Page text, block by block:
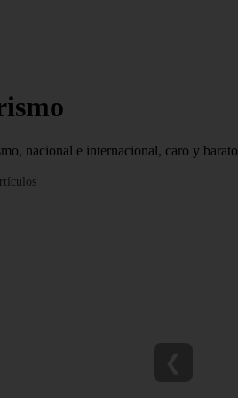
nacional e internacional, caro y barato